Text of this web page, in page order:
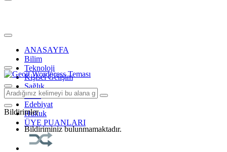
ANASAYFA
Bilim
Teknoloji
Kişisel Gelişim
Sağlık
Tarih
Edebiyat
Hukuk
ÜYE PUANLARI
Bildirimler
Bildiriminiz bulunmamaktadır.